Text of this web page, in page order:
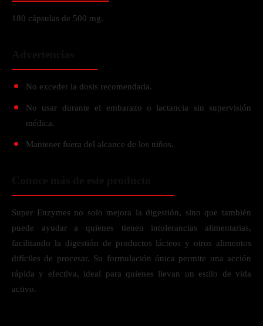
180 cápsulas de 500 mg.
No exceder la dosis recomendada.
No usar durante el embarazo o lactancia sin supervisión
médica.
Mantener fuera del alcance de los niños.
Super Enzymes no solo mejora la digestión, sino que también
puede ayudar a quienes tienen intolerancias alimentarias,
facilitando la digestión de productos lácteos y otros alimentos
difíciles de procesar. Su formulación única permite una acción
rápida y efectiva, ideal para quienes llevan un estilo de vida
activo.